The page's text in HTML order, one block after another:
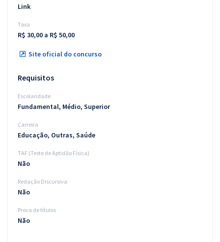
Link
Taxa
R$ 30,00 a R$ 50,00
Site oficial do concurso
Requisitos
Escolaridade
Fundamental, Médio, Superior
Carreira
Educação, Outras, Saúde
TAF (Teste de Aptidão Física)
Não
Redação Discursiva
Não
Prova de títulos
Não